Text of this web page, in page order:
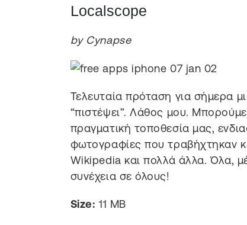
Localscope
by Cynapse
Τελευταία πρόταση για σήμερα
“πιστέψει”. Λάθος μου.
πραγματική τοποθεσία μας,
φωτογραφίες που τραβήχτηκαν
Wikipedia και πολλά άλλα. Όλα,
συνέχεια σε όλους!
Size: 11 MB